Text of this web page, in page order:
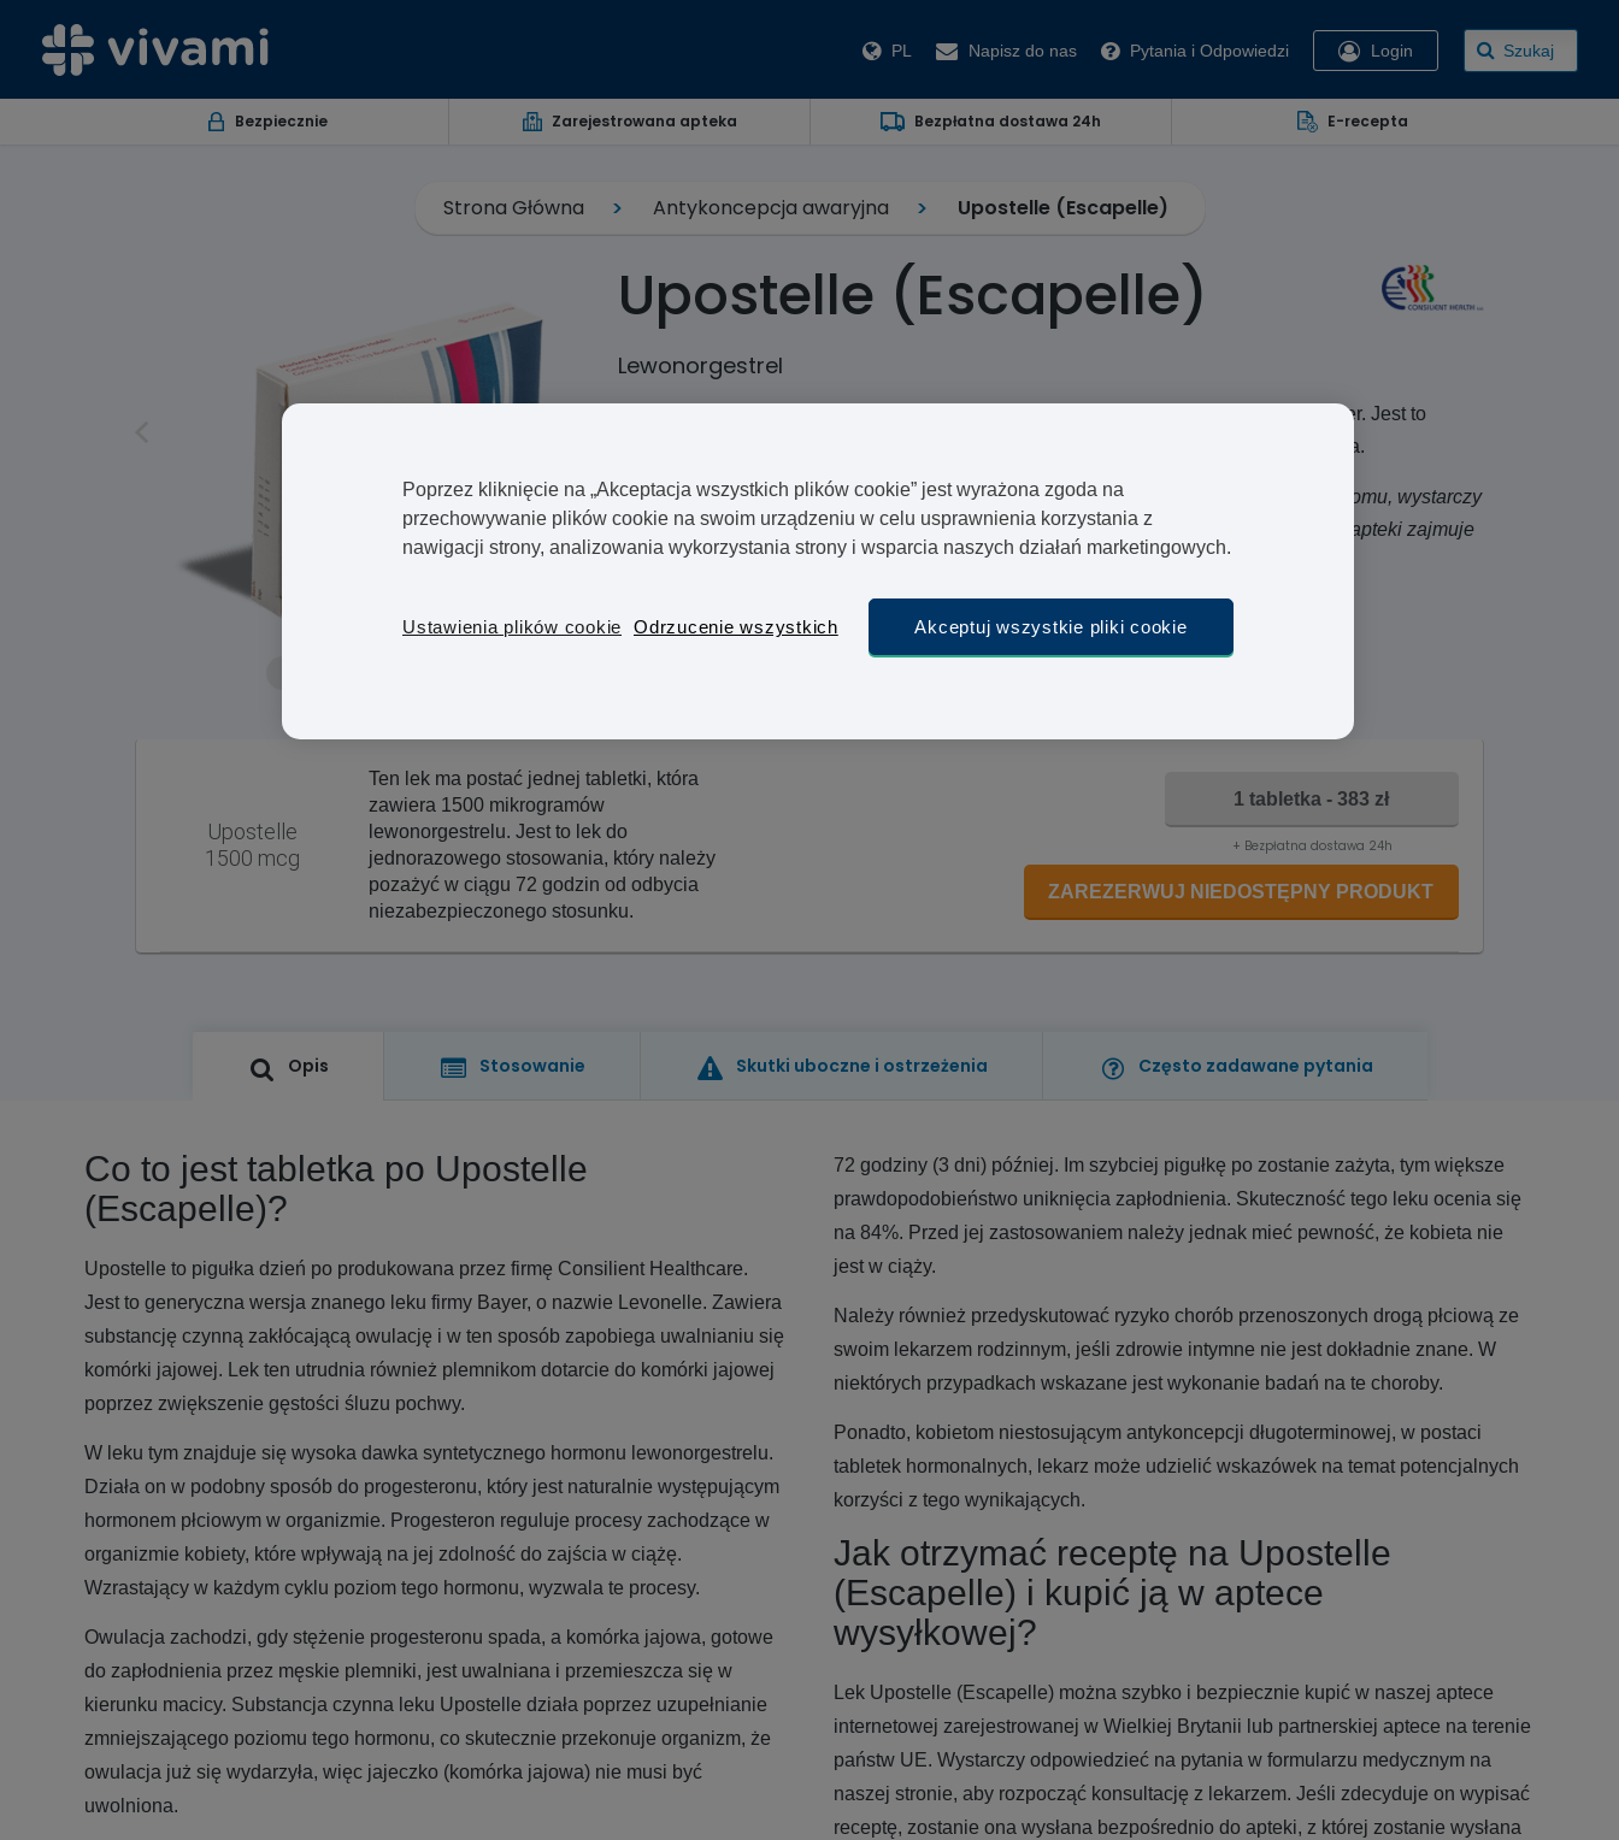
PL Napisz do nas Pytania i Odpowiedzi Login Szukaj
Bezpiecznie Zarejestrowana apteka Bezpłatna dostawa 24h E-recepta
Strona Główna Antykoncepcja awaryjna Upostelle (Escapelle)
Upostelle (Escapelle)
Lewonorgestrel
Upostelle to awaryjna pigułka antykoncepcyjna, wyprodukowana przez Gedeon Richter. Jest to
pigułka przeznaczona do przyjmowania, gdy pierwotna metoda antykoncepcji zawiodła.
Aby otrzymać receptę na tzw. tabletkę 72h po i kupić ją w aptece w UK z dostawą do domu, wystarczy
wypełnić formularz na naszej stronie. Dostawa tabletki Upostelle (Escapelle) z naszej apteki zajmuje
zazwyczaj jeden dzień roboczy.
Upostelle
1500 mcg
Ten lek ma postać jednej tabletki, która
zawiera 1500 mikrogramów
lewonorgestrelu. Jest to lek do
jednorazowego stosowania, który należy
pozażyć w ciągu 72 godzin od odbycia
niezabezpieczonego stosunku.
1 tabletka - 383 zł
+ Bezpłatna dostawa 24h
ZAREZERWUJ NIEDOSTĘPNY PRODUKT
Opis Stosowanie Skutki uboczne i ostrzeżenia Często zadawane pytania
Co to jest tabletka po Upostelle
(Escapelle)?
Upostelle to pigułka dzień po produkowana przez firmę Consilient Healthcare.
Jest to generyczna wersja znanego leku firmy Bayer, o nazwie Levonelle. Zawiera
substancję czynną zakłócającą owulację i w ten sposób zapobiega uwalnianiu się
komórki jajowej. Lek ten utrudnia również plemnikom dotarcie do komórki jajowej
poprzez zwiększenie gęstości śluzu pochwy.
W leku tym znajduje się wysoka dawka syntetycznego hormonu lewonorgestrelu.
Działa on w podobny sposób do progesteronu, który jest naturalnie występującym
hormonem płciowym w organizmie. Progesteron reguluje procesy zachodzące w
organizmie kobiety, które wpływają na jej zdolność do zajścia w ciążę.
Wzrastający w każdym cyklu poziom tego hormonu, wyzwala te procesy.
Owulacja zachodzi, gdy stężenie progesteronu spada, a komórka jajowa, gotowe
do zapłodnienia przez męskie plemniki, jest uwalniana i przemieszcza się w
kierunku macicy. Substancja czynna leku Upostelle działa poprzez uzupełnianie
zmniejszającego poziomu tego hormonu, co skutecznie przekonuje organizm, że
owulacja już się wydarzyła, więc jajeczko (komórka jajowa) nie musi być
uwolniona.
72 godziny (3 dni) później. Im szybciej pigułkę po zostanie zażyta, tym większe
prawdopodobieństwo uniknięcia zapłodnienia. Skuteczność tego leku ocenia się
na 84%. Przed jej zastosowaniem należy jednak mieć pewność, że kobieta nie
jest w ciąży.
Należy również przedyskutować ryzyko chorób przenoszonych drogą płciową ze
swoim lekarzem rodzinnym, jeśli zdrowie intymne nie jest dokładnie znane. W
niektórych przypadkach wskazane jest wykonanie badań na te choroby.
Ponadto, kobietom niestosującym antykoncepcji długoterminowej, w postaci
tabletek hormonalnych, lekarz może udzielić wskazówek na temat potencjalnych
korzyści z tego wynikających.
Jak otrzymać receptę na Upostelle
(Escapelle) i kupić ją w aptece
wysyłkowej?
Lek Upostelle (Escapelle) można szybko i bezpiecznie kupić w naszej aptece
internetowej zarejestrowanej w Wielkiej Brytanii lub partnerskiej aptece na terenie
państw UE. Wystarczy odpowiedzieć na pytania w formularzu medycznym na
naszej stronie, aby rozpocząć konsultację z lekarzem. Jeśli zdecyduje on wypisać
receptę, zostanie ona wysłana bezpośrednio do apteki, z której zostanie wysłana
Poprzez kliknięcie na „Akceptacja wszystkich plików cookie” jest wyrażona zgoda na
przechowywanie plików cookie na swoim urządzeniu w celu usprawnienia korzystania z
nawigacji strony, analizowania wykorzystania strony i wsparcia naszych działań marketingowych.
Ustawienia plików cookie Odrzucenie wszystkich Akceptuj wszystkie pliki cookie